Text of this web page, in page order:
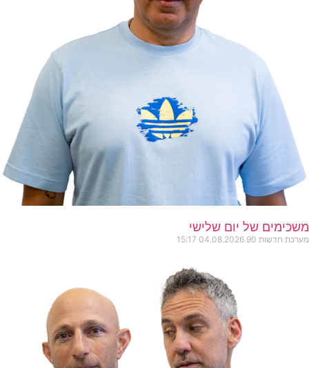
משכימים של יום שלישי
מערכת חדשות 90 04.08.2026
15:17